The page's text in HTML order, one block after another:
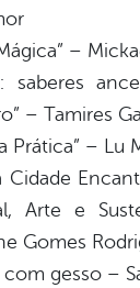
–
saberes
– Tamires
Prática” – Lu
Cidade
Arte e
Gomes
gesso –